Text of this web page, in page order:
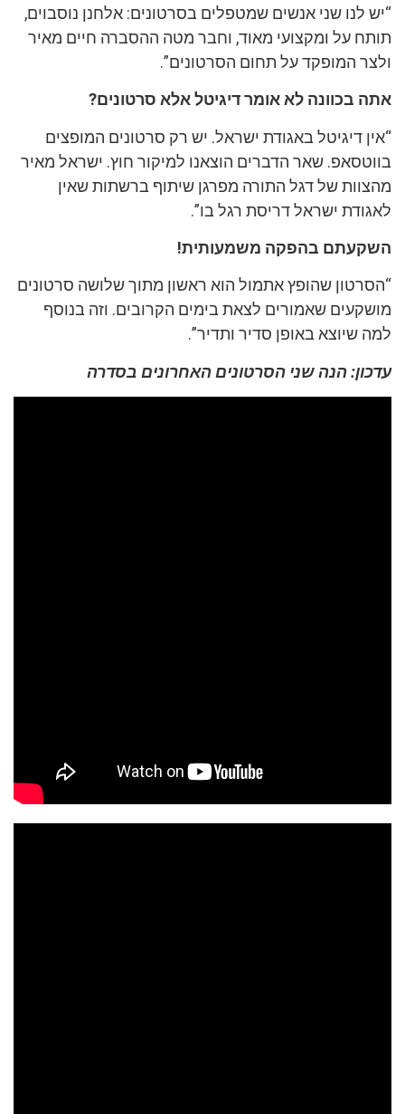
“יש לנו שני אנשים שמטפלים בסרטונים: אלחנן נוסבוים,
תותח על ומקצועי מאוד, וחבר מטה ההסברה חיים מאיר
ולצר המופקד על תחום הסרטונים”.
אתה בכוונה לא אומר דיגיטל אלא סרטונים?
“אין דיגיטל באגודת ישראל. יש רק סרטונים המופצים
בווטסאפ. שאר הדברים הוצאנו למיקור חוץ. ישראל מאיר
מהצוות של דגל התורה מפרגן שיתוף ברשתות שאין
לאגודת ישראל דריסת רגל בו”.
השקעתם בהפקה משמעותית!
“הסרטון שהופץ אתמול הוא ראשון מתוך שלושה סרטונים
מושקעים שאמורים לצאת בימים הקרובים. וזה בנוסף
למה שיוצא באופן סדיר ותדיר”.
עדכון: הנה שני הסרטונים האחרונים בסדרה